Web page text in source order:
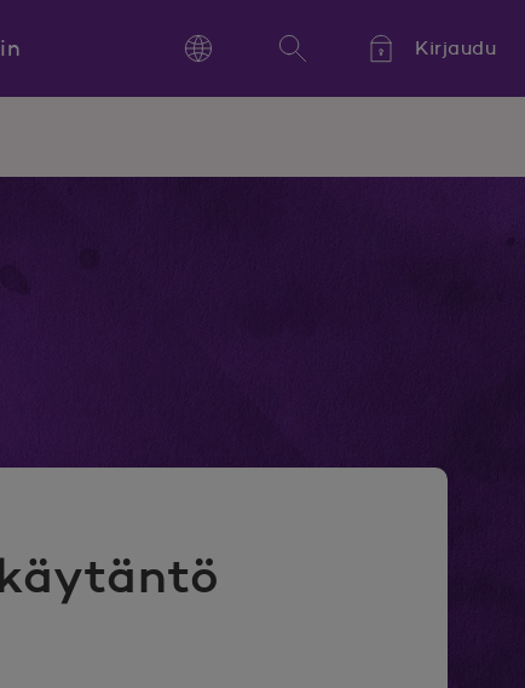
Kieli,
Language Hae
Kirjaudu